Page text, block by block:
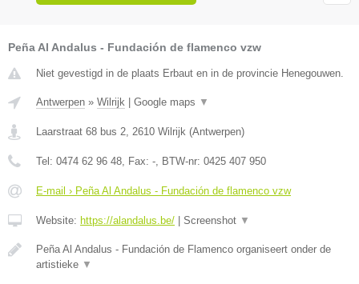
Peña Al Andalus - Fundación de flamenco vzw
Niet gevestigd in de plaats Erbaut en in de provincie Henegouwen.
Antwerpen » Wilrijk | Google maps ▼
Laarstraat 68 bus 2 2610 Wilrijk (Antwerpen)
Tel: 0474 62 96 48 , Fax: - , BTW-nr: 0425 407 950
E-mail › Peña Al Andalus - Fundación de flamenco vzw
Website: https://alandalus.be/ | Screenshot ▼
Peña Al Andalus - Fundación de Flamenco organiseert onder de
artistieke ▼